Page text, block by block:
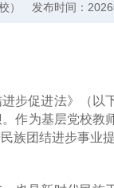
） 发布时间：
进步促进法》（
作为基层党校教
族团结进步事业